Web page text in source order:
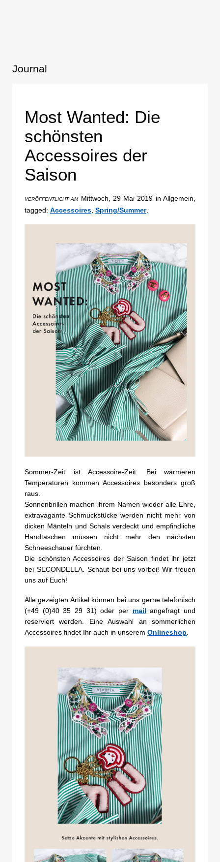
Journal
Most Wanted: Die
schönsten
Accessoires der
Saison
VERÖFFENTLICHT AMMittwoch, 29 Mai 2019 in Allgemein,
tagged: Accessoires, Spring/Summer.
Sommer-Zeit ist Accessoire-Zeit. Bei wärmeren
Temperaturen kommen Accessoires besonders groß
raus.
Sonnenbrillen machen ihrem Namen wieder alle Ehre,
extravagante Schmuckstücke werden nicht mehr von
dicken Mänteln und Schals verdeckt und empfindliche
Handtaschen müssen nicht mehr den nächsten
Schneeschauer fürchten.
Die schönsten Accessoires der Saison findet ihr jetzt
bei SECONDELLA. Schaut bei uns vorbei! Wir freuen
uns auf Euch!
Alle gezeigten Artikel können bei uns gerne telefonisch
(+49 (0)40 35 29 31) oder per mail angefragt und
reserviert werden. Eine Auswahl an sommerlichen
Accessoires findet Ihr auch in unserem Onlineshop